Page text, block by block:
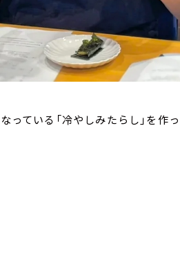
ている「冷やしみたらし」を作